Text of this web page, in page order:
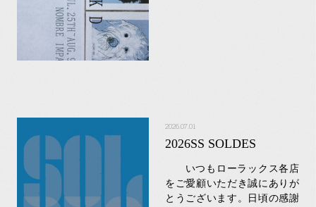
2026.07.01
2026SS SOLDES
いつもローラックス各店
をご愛顧いただき誠にありが
とうございます。日頃の感謝